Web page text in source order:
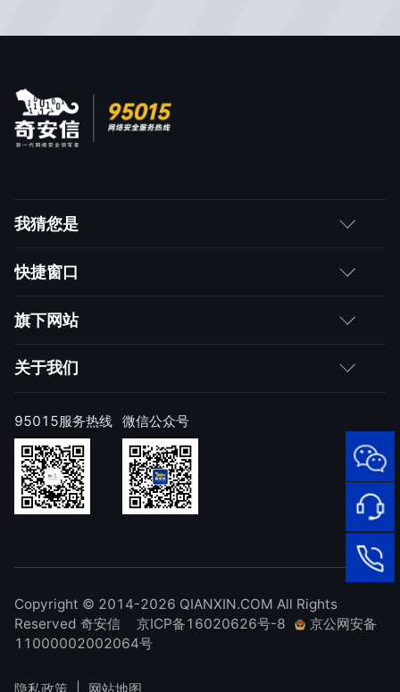
95015
网络安
全服务
热线
在线客
我猜您是
客户
合作伙伴
求职者
快捷窗口
如何购买
产品注册与激活
样本上报
奇安信天守安全软件
顽固病毒专杀工具
旗下网站
网神
技术研究院
威胁情报中心
补天漏洞响应平台
关于我们
公司简介
公司新闻
发展历程
进出口合规声明
95015服务热线 微信公众号
Copyright © 2014-2026 QIANXIN.COM All Rights
Reserved 奇安信
京ICP备16020626号-8
京公网安备
11000002002064号